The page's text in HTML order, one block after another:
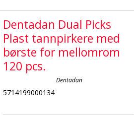
Dentadan Dual Picks
Plast tannpirkere med
børste for mellomrom
120 pcs.
Dentadan
5714199000134